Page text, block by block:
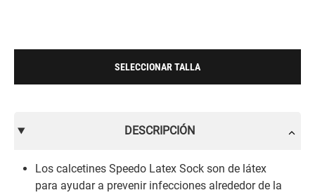
SELECCIONAR TALLA
DESCRIPCIÓN
Los calcetines Speedo Latex Sock son de látex
para ayudar a prevenir infecciones alrededor de la